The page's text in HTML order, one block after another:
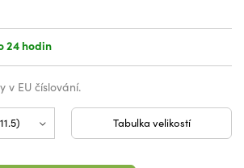
24 hodin
v EU číslování.
Tabulka velikostí